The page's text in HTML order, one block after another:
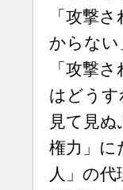
「攻撃
からない
「攻撃
はどうす
見て見
権力」に
人」の